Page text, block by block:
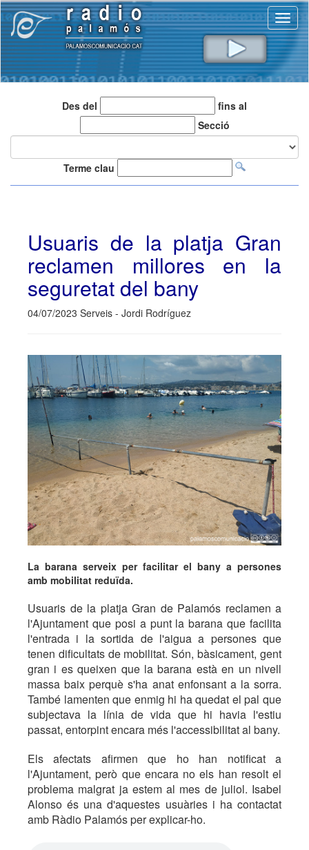
Des del
fins al
Secció
Terme clau
Usuaris de la platja Gran
reclamen millores en la
seguretat del bany
04/07/2023 Serveis - Jordi Rodríguez
La barana serveix per facilitar el bany a persones
amb mobilitat reduïda.
Usuaris de la platja Gran de Palamós reclamen a
l'Ajuntament que posi a punt la barana que facilita
l'entrada i la sortida de l'aigua a persones que
tenen dificultats de mobilitat. Són, bàsicament, gent
gran i es queixen que la barana està en un nivell
massa baix perquè s'ha anat enfonsant a la sorra.
També lamenten que enmig hi ha quedat el pal que
subjectava la línia de vida que hi havia l'estiu
passat, entorpint encara més l'accessibilitat al bany.
Els afectats afirmen que ho han notificat a
l'Ajuntament, però que encara no els han resolt el
problema malgrat ja estem al mes de juliol. Isabel
Alonso és una d'aquestes usuàries i ha contactat
amb Ràdio Palamós per explicar-ho.